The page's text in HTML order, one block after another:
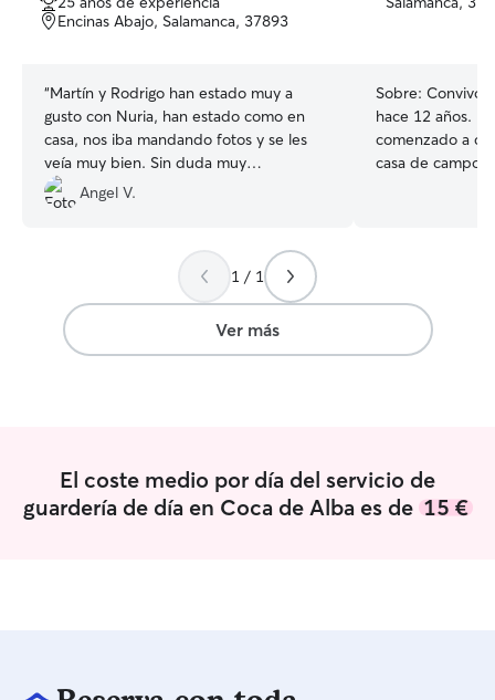
5
estrellas
Encinas Abajo, Salamanca, 37893
“Martín y Rodrigo han estado muy a
gusto con Nuria, han estado como en
casa, nos iba mandando fotos y se les
veía muy bien. Sin duda muy
recomendable!
Angel V.
Sobre: Convivo
hace 12 años.
comenzado a
casa de campo,
mascotas. Paso
jardín o en el
caminar con
sombra, y
los perros
1 / 1
Ver más
El coste medio por día del servicio de
guardería de día en Coca de Alba es de 15 €